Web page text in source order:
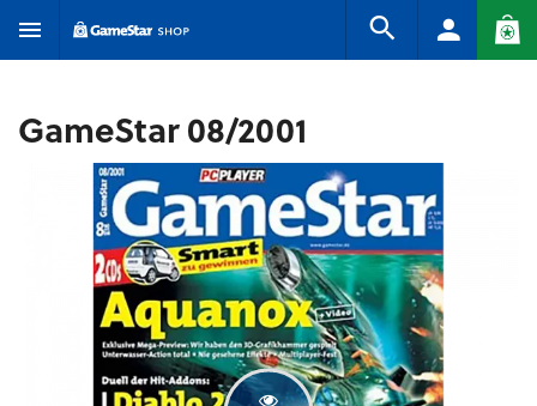
GameStar 08/2001